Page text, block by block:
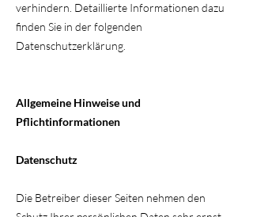
verhindern. Detaillierte Informationen dazu
finden Sie in der folgenden
Datenschutzerklärung.
Allgemeine Hinweise und
Pflichtinformationen
Datenschutz
Die Betreiber dieser Seiten nehmen den